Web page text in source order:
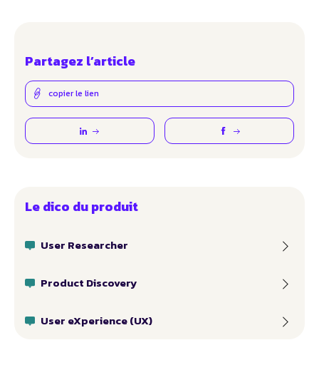
Partagez l’article
copier le lien
Le dico du produit
User Researcher
Product Discovery
User eXperience (UX)